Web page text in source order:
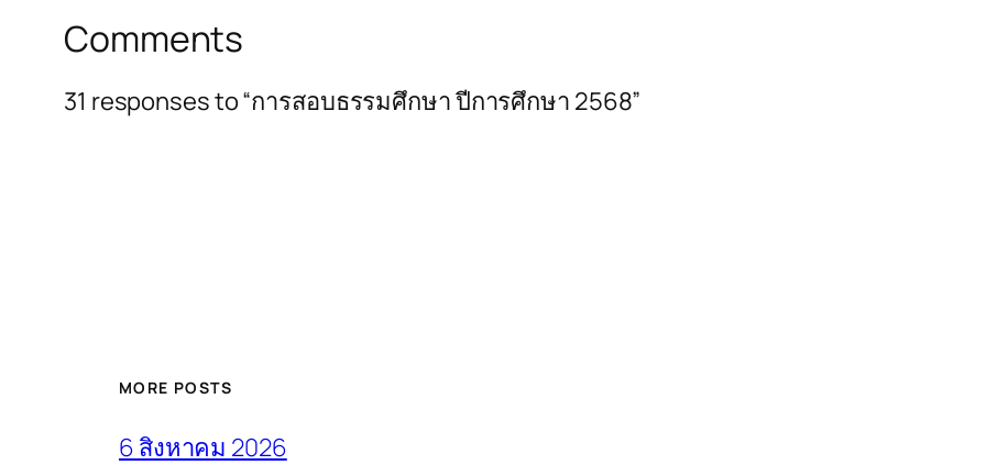
Comments
31 responses to “การสอบธรรมศึกษา ปีการศึกษา 2568”
MORE POSTS
6 สิงหาคม 2026